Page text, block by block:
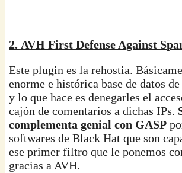
2. AVH First Defense Against
Este plugin es la rehostia.
enorme e histórica base de datos
y lo que hace es denegarles el
cajón de comentarios a dichas IPs.
complementa genial con GASP
softwares de Black Hat que son
ese primer filtro que le ponemos
gracias a AVH.